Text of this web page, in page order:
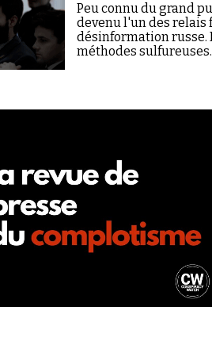
Peu connu du grand
devenu l'un des relais
désinformation russe.
méthodes sulfureuses.